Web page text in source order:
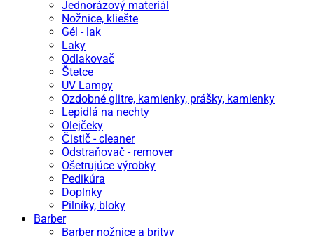
Jednorázový materiál
Nožnice, kliešte
Gél - lak
Laky
Odlakovač
Štetce
UV Lampy
Ozdobné glitre, kamienky, prášky, kamienky
Lepidlá na nechty
Olejčeky
Čistič - cleaner
Odstraňovač - remover
Ošetrujúce výrobky
Pedikúra
Doplnky
Pilníky, bloky
Barber
Barber nožnice a britvy